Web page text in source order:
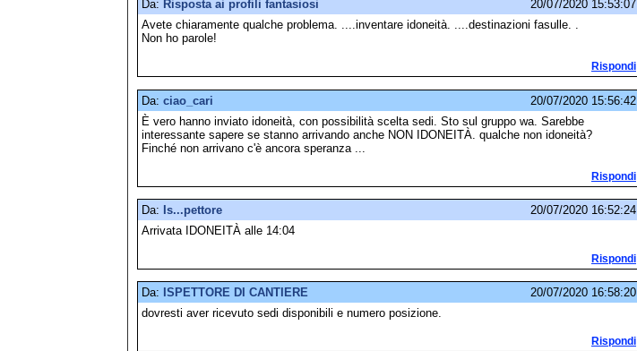
Da: Risposta ai profili fantasiosi
20/07/2020 15:53:07
Avete chiaramente qualche problema. ....inventare idoneità. ....destinazioni fasulle. .
Non ho parole!
Rispondi
Da: ciao_cari
20/07/2020 15:56:42
È vero hanno inviato idoneità, con possibilità scelta sedi. Sto sul gruppo wa. Sarebbe
interessante sapere se stanno arrivando anche NON IDONEITÀ. qualche non idoneità?
Finché non arrivano c'è ancora speranza ...
Rispondi
Da: Is...pettore
20/07/2020 16:52:24
Arrivata IDONEITÀ alle 14:04
Rispondi
Da: ISPETTORE DI CANTIERE
20/07/2020 16:58:20
dovresti aver ricevuto sedi disponibili e numero posizione.
Rispondi